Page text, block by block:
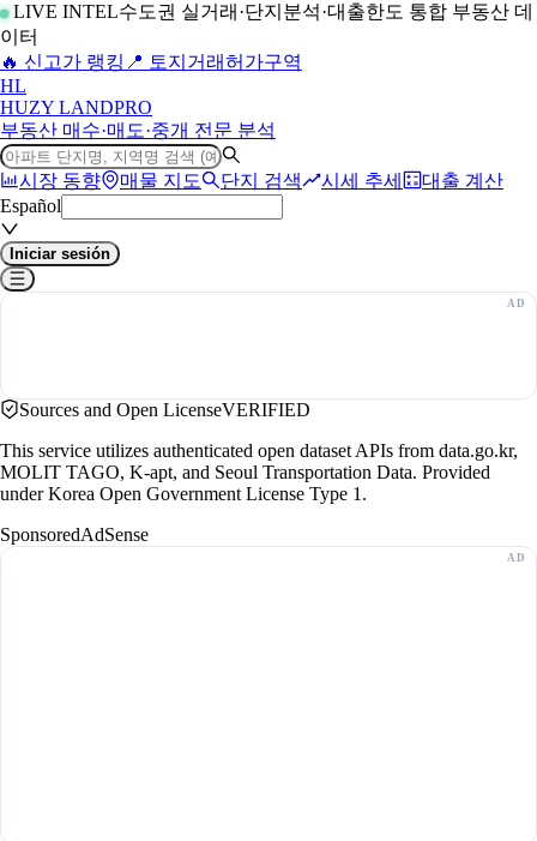
LIVE INTEL수도권 실거래·단지분석·대출한도 통합 부동산 데
이터
🔥 신고가 랭킹 📍 토지거래허가구역
HL
HUZY LANDPRO
부동산 매수·매도·중개 전문 분석
시장 동향 매물 지도 단지 검색 시세 추세
대출 계산
Español
Iniciar sesión
Sources and Open LicenseVERIFIED
This service utilizes authenticated open dataset APIs from data.go.kr,
MOLIT TAGO, K-apt, and Seoul Transportation Data. Provided
under Korea Open Government License Type 1.
SponsoredAdSense